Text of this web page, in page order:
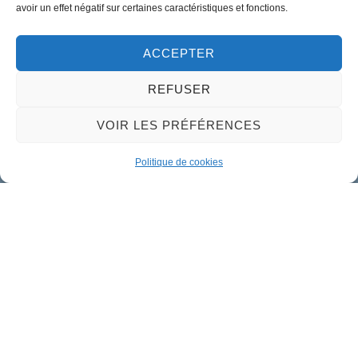
avoir un effet négatif sur certaines caractéristiques et fonctions.
ACCEPTER
REFUSER
VOIR LES PRÉFÉRENCES
Politique de cookies
Horaires d'ouverture
Lundi :9h00 à 12h30 & 13h30 à 18h00
Mardi :14h00 à 17h30
Mercredi à vendredi :
9h00 à 12h30 & 14h00 à 17h30